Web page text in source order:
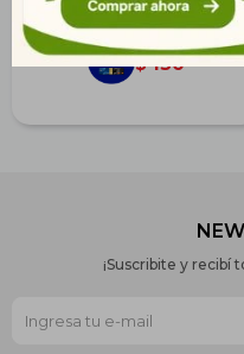
$ 130
¡Suscribite y recibí